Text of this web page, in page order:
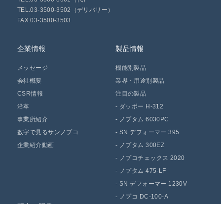
TEL.03-3500-3502（デリバリー）
FAX.03-3500-3503
企業情報
メッセージ
会社概要
CSR情報
沿革
事業所紹介
数字で見るサンノプコ
企業紹介動画
製品情報
機能別製品
業界・用途別製品
注目の製品
- ダッポー H-312
- ノプタム 6030PC
-SN デフォーマー 395
- ノプタム 300EZ
- ノプコチェックス 2020
- ノプタム 475-LF
-SN デフォーマー 1230V
- ノプコ DC-100-A